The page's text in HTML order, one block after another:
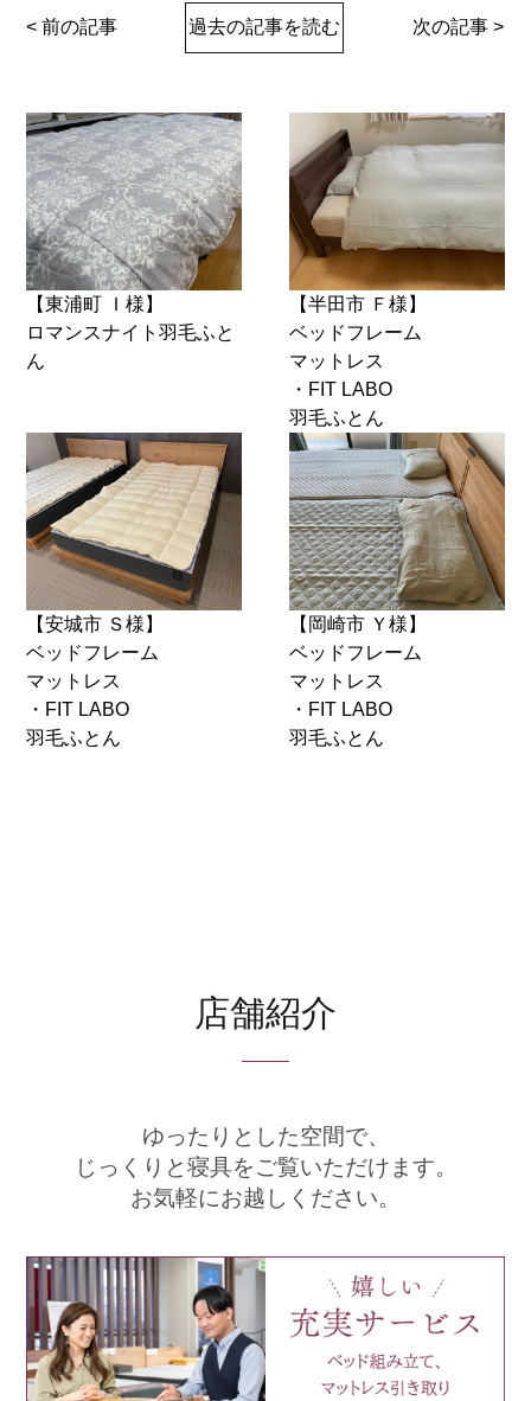
< 前の記事 過去の記事を読む 次の記事 >
【東浦町 Ｉ様】
ロマンスナイト羽毛ふと
ん
【半田市 Ｆ様】
ベッドフレーム
マットレス
・FIT LABO
羽毛ふとん
【安城市 Ｓ様】
ベッドフレーム
マットレス
・FIT LABO
羽毛ふとん
【岡崎市 Ｙ様】
ベッドフレーム
マットレス
・FIT LABO
羽毛ふとん
店舗紹介
ゆったりとした空間で、
じっくりと寝具をご覧いただけます。
お気軽にお越しください。